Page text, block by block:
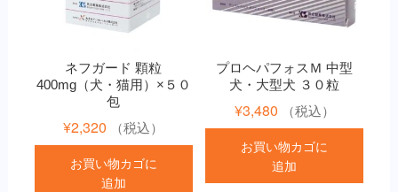
ネフガード 顆粒
400mg（犬・猫用）×５０
包
¥2,320 （税込）
お買い物カゴに
追加
プロヘパフォスＭ 中型
犬・大型犬 ３０粒
¥3,480 （税込）
お買い物カゴに
追加